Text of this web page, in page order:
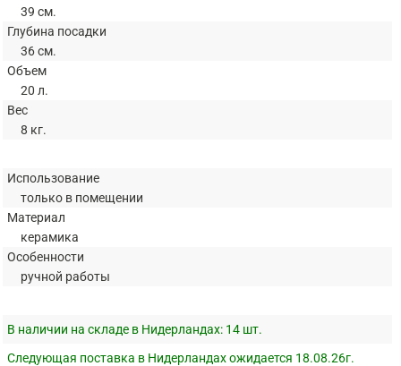
39 см.
Глубина посадки
36 см.
Объем
20 л.
Вес
8 кг.
Использование
только в помещении
Материал
керамика
Особенности
ручной работы
В наличии на складе в Нидерландах: 14 шт.
Следующая поставка в Нидерландах ожидается 18.08.26г.